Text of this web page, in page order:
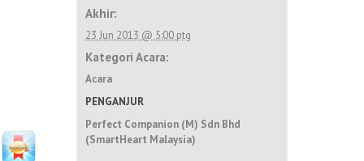
Akhir:
23 Jun 2013 @ 5:00 ptg
Kategori Acara:
Acara
PENGANJUR
Perfect Companion (M) Sdn Bhd
(SmartHeart Malaysia)